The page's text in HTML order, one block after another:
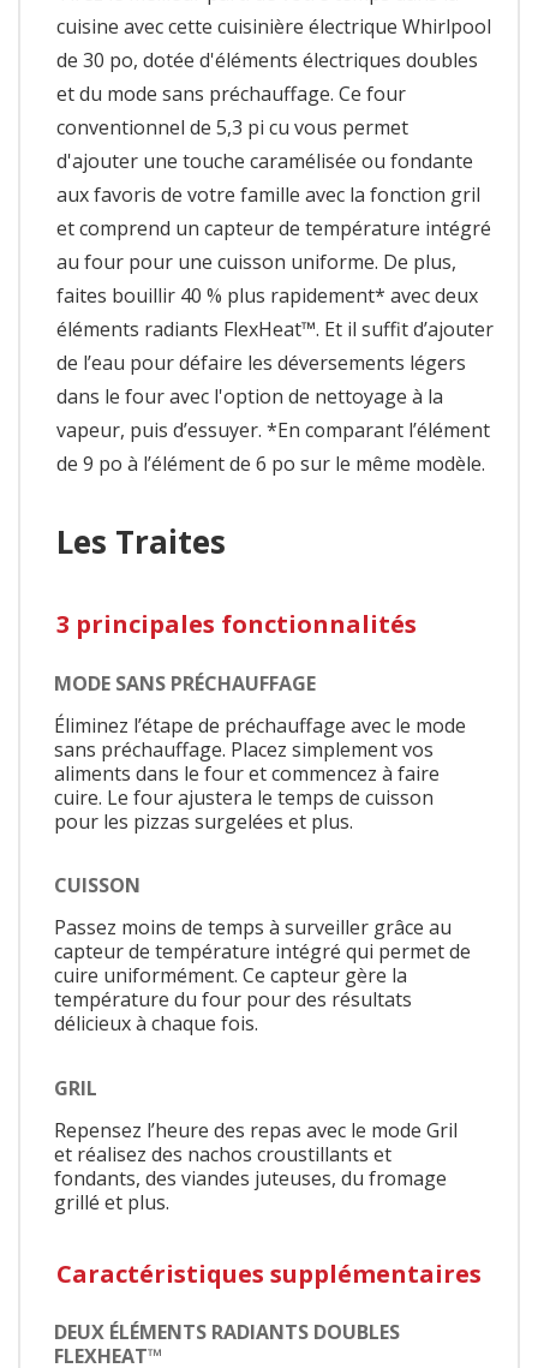
cuisine avec cette cuisinière électrique Whirlpool
de 30 po, dotée d'éléments électriques doubles
et du mode sans préchauffage. Ce four
conventionnel de 5,3 pi cu vous permet
d'ajouter une touche caramélisée ou fondante
aux favoris de votre famille avec la fonction gril
et comprend un capteur de température intégré
au four pour une cuisson uniforme. De plus,
faites bouillir 40 % plus rapidement* avec deux
éléments radiants FlexHeat™. Et il suffit d’ajouter
de l’eau pour défaire les déversements légers
dans le four avec l'option de nettoyage à la
vapeur, puis d’essuyer. *En comparant l’élément
de 9 po à l’élément de 6 po sur le même modèle.
Les Traites
3 principales fonctionnalités
MODE SANS PRÉCHAUFFAGE
Éliminez l’étape de préchauffage avec le mode
sans préchauffage. Placez simplement vos
aliments dans le four et commencez à faire
cuire. Le four ajustera le temps de cuisson
pour les pizzas surgelées et plus.
CUISSON
Passez moins de temps à surveiller grâce au
capteur de température intégré qui permet de
cuire uniformément. Ce capteur gère la
température du four pour des résultats
délicieux à chaque fois.
GRIL
Repensez l’heure des repas avec le mode Gril
et réalisez des nachos croustillants et
fondants, des viandes juteuses, du fromage
grillé et plus.
Caractéristiques supplémentaires
DEUX ÉLÉMENTS RADIANTS DOUBLES
FLEXHEAT™